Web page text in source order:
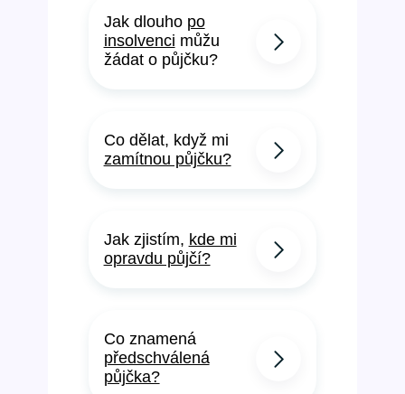
Jak dlouho po
insolvenci můžu
žádat o půjčku?
Co dělat, když mi
zamítnou půjčku?
Jak zjistím, kde mi
opravdu půjčí?
Co znamená
předschválená
půjčka?